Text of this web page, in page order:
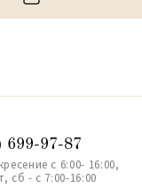
97-87
с 6:00- 16:00,
сб - с 7:00-16:00